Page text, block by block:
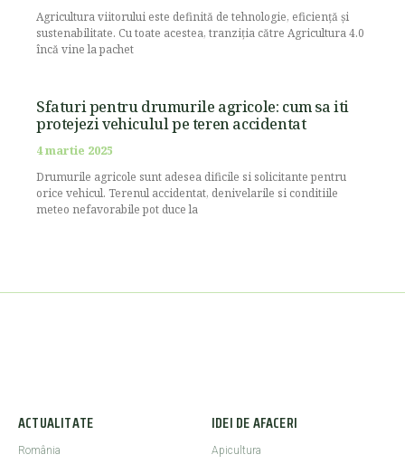
Agricultura viitorului este definită de tehnologie, eficiență și
sustenabilitate. Cu toate acestea, tranziția către Agricultura 4.0
încă vine la pachet
Sfaturi pentru drumurile agricole: cum sa iti
protejezi vehiculul pe teren accidentat
4 martie 2025
Drumurile agricole sunt adesea dificile si solicitante pentru
orice vehicul. Terenul accidentat, denivelarile si conditiile
meteo nefavorabile pot duce la
ACTUALITATE
România
IDEI DE AFACERI
Apicultura